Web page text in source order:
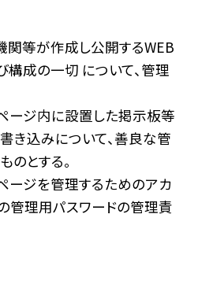
等が作成し公開するWEB
構成の一切 について、管理
ジ内に設置した掲示板等
き込みについて、善良な管
とする。
ジを管理するためのアカ
管理用パスワードの管理責